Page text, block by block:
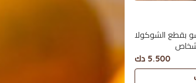
بقطع الشوكولا
5.500 دك